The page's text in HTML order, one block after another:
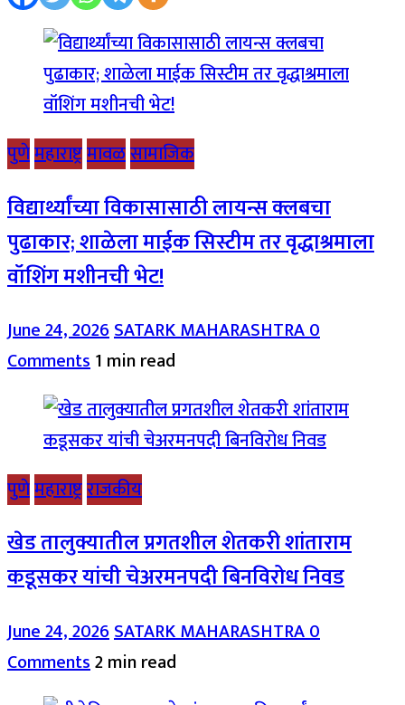
पुणेमहाराष्ट्रमावळसामाजिक
विद्यार्थ्यांच्या विकासासाठी लायन्स क्लबचा
पुढाकार; शाळेला माईक सिस्टीम तर वृद्धाश्रमाला
वॉशिंग मशीनची भेट!
June 24, 2026SATARK MAHARASHTRA0
Comments1 min read
पुणेमहाराष्ट्रराजकीय
खेड तालुक्यातील प्रगतशील शेतकरी शांताराम
कडूसकर यांची चेअरमनपदी बिनविरोध निवड
June 24, 2026SATARK MAHARASHTRA0
Comments2 min read